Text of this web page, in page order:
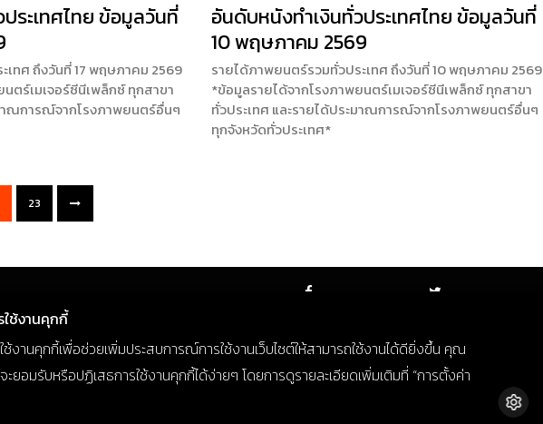
ระเทศไทย ข้อมูลวันที่
ทศ ถึงวันที่ 17 พฤษภาคม 2569
ตร์เมเจอร์ซีนีเพล็กซ์ ทุกสาขา
าณการณ์จากโรงภาพยนตร์อื่นๆ
อันดับหนังทำเงินทั่วประเทศไทย ข้อมูลวันที่
10 พฤษภาคม 2569
รายได้ภาพยนตร์รวมทั่วประเทศ ถึงวันที่ 10 พฤษภาคม 2569
*ข้อมูลรายได้จากโรงภาพยนตร์เมเจอร์ซีนีเพล็กซ์ ทุกสาขา
ทั่วประเทศ และรายได้ประมาณการณ์จากโรงภาพยนตร์อื่นๆ
ทุกจังหวัดทั่วประเทศ*
23
ใช้งานคุกกี้
ใช้งานคุกกี้เพื่อช่วยเพิ่มประสบการณ์การใช้งานเว็บไซต์ให้สามารถใช้งานได้ดียิ่งขึ้น คุณ
ะยอมรับหรือปฏิเสธการใช้งานคุกกี้ได้ง่ายๆ โดยการดูรายละเอียดเพิ่มเติมที่ “การตั้งค่า